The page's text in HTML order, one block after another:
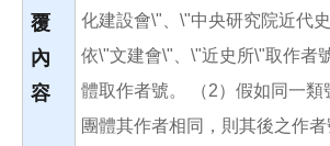
覆
內
容
化建設會\"、\"中央研究院近代
依\"文建會\"、\"近史所\"取作者
體取作者號。 （2）假如同一類
團體其作者相同，則其後之作